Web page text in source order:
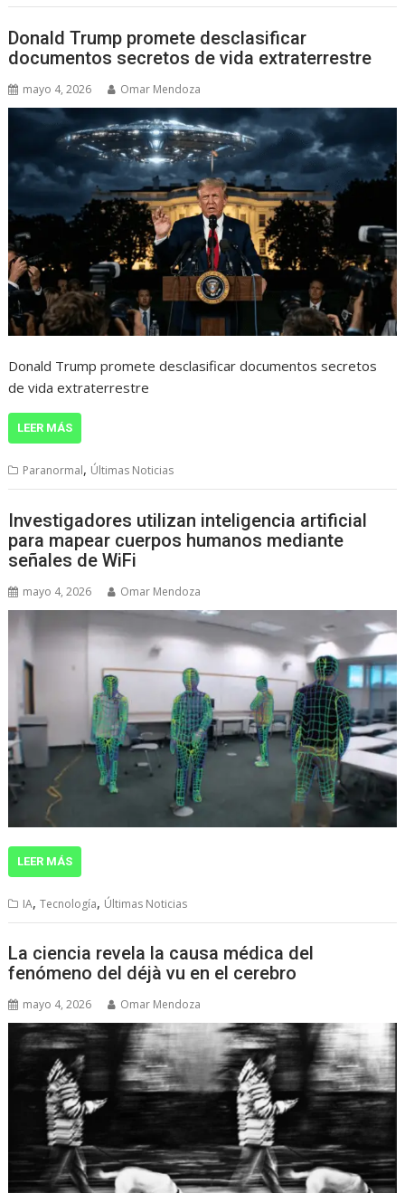
Donald Trump promete desclasificar
documentos secretos de vida extraterrestre
mayo 4, 2026 Omar Mendoza
Donald Trump promete desclasificar documentos secretos
de vida extraterrestre
LEER MÁS
Paranormal, Últimas Noticias
Investigadores utilizan inteligencia artificial
para mapear cuerpos humanos mediante
señales de WiFi
mayo 4, 2026 Omar Mendoza
LEER MÁS
IA,Tecnología, Últimas Noticias
La ciencia revela la causa médica del
fenómeno del déjà vu en el cerebro
mayo 4, 2026 Omar Mendoza